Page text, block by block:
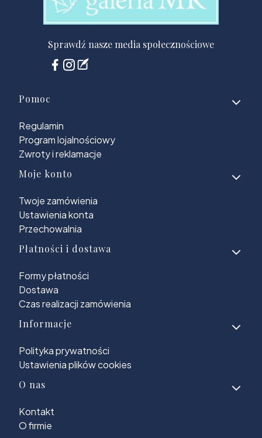
Sprawdź nasze media społecznościowe
Linki w stopce
Pomoc
Regulamin
Program lojalnościowy
Zwroty i reklamacje
Moje konto
Twoje zamówienia
Ustawienia konta
Przechowalnia
Płatności i dostawa
Formy płatności
Dostawa
Czas realizacji zamówienia
Informacje
Polityka prywatności
Ustawienia plików cookies
O nas
Kontakt
O firmie